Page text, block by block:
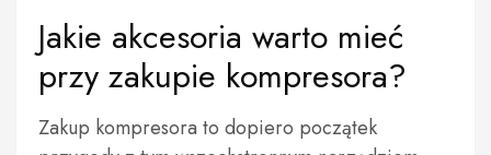
Jakie akcesoria warto mieć
przy zakupie kompresora?
Zakup kompresora to dopiero początek